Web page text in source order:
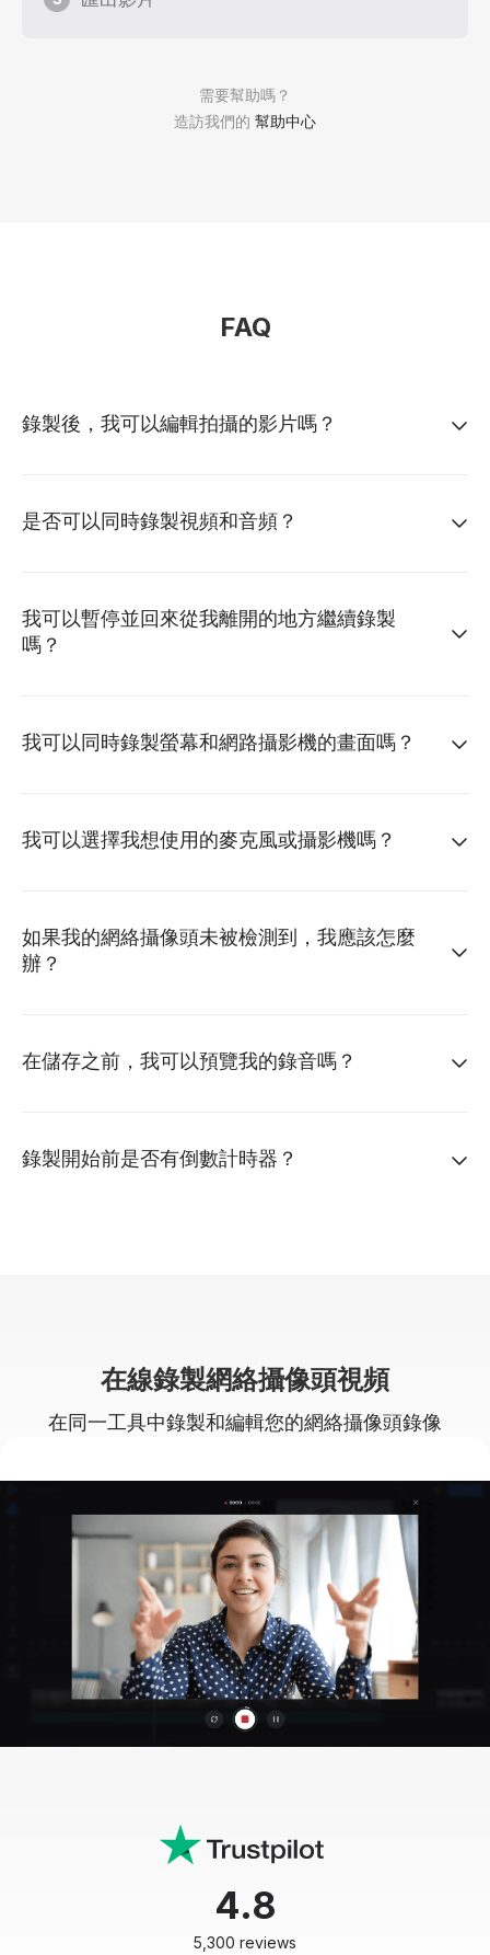
需要幫助嗎？
造訪我們的 幫助中心
FAQ
錄製後，我可以編輯拍攝的影片嗎？
是否可以同時錄製視頻和音頻？
我可以暫停並回來從我離開的地方繼續錄製
嗎？
我可以同時錄製螢幕和網路攝影機的畫面嗎？
我可以選擇我想使用的麥克風或攝影機嗎？
如果我的網絡攝像頭未被檢測到，我應該怎麼
辦？
在儲存之前，我可以預覽我的錄音嗎？
錄製開始前是否有倒數計時器？
在線錄製網絡攝像頭視頻
在同一工具中錄製和編輯您的網絡攝像頭錄像
4.8
5,300 reviews